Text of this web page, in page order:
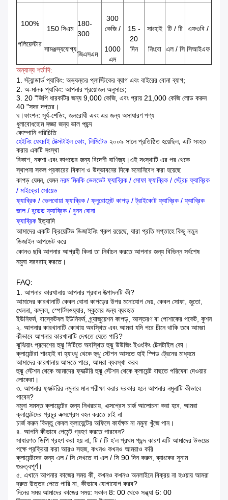
100%
পলিয়েস্টার
150 সিএম
সামঞ্জস্যযোগ্য
180-
300
জিএসএম
300
কেজি /
1000
এম
15 -
20
দিন
সাংহাই
নিংবো
টি / টি
এল / সি
এফওবি /
সিআইএফ
অন্যান্য শর্তাদি:
1. স্ট্যান্ডার্ড প্যাকিং: অভ্যন্তর প্লাস্টিকের ব্যাগ এবং বাইরের বোনা ব্যাগ;
2. অ-মানক প্যাকিং: আপনার প্রয়োজন অনুসারে;
3. 20 "জিপি ধারকটির জন্য 9,000 কেজি, এবং প্রায় 21,000 কেজি লোড করুন
40 "সদর দপ্তর।
ঘ।ফাংশন: সূর্য-শেডিং, জলরোধী এবং এর জন্য অসাধারণ পণ্য
ধুলাবোধহোম সজ্জা জন্য ভাল পছন্দ
কোম্পানি পরিচিতি
হেইনিং ফেংচাই টেক্সটাইল কোং, লিমিটেড ২০০৯ সালে প্রতিষ্ঠিত হয়েছিল, এটি সংহত
করার একটি সংস্থা
বিকাশ, নকশা এবং কাপড়ের জন্য বিদেশী বাণিজ্য।এই সংস্থাটি এর পর থেকে
স্থাপনা সকল প্রকারের বিকাশ ও উদ্ভাবনের দিকে মনোনিবেশ করা হয়েছে
কাপড় যেমন, যেমননরম মিনকি ভেলভেট ফ্যাব্রিক / সোফা ফ্যাব্রিক / স্ট্রেচ ফ্যাব্রিক
/ মাইক্রো সোয়েড
ফ্যাব্রিক / ভেলবোয়া ফ্যাব্রিক / ফ্লুরোসেন্ট কাপড় /ট্রাইকোট ফ্যাব্রিক /ফ্যাব্রিক
জাল / বন্ডেড ফ্যাব্রিক / বুনন বোনা
ফ্যাব্রিকইত্যাদি
আমাদের একটি ক্রিয়েটিভ ডিজাইনিং গ্রুপ রয়েছে, যারা প্রতি সপ্তাহে কিছু নতুন
ডিজাইন আপডেট করে
কোনও ছবি আপনার আগ্রহী কিনা তা নির্বাচন করতে আপনার জন্য বিভিন্ন সর্বশেষ
নমুনা সরবরাহ করতে।
FAQ:
1. আপনার কারখানায় আপনার প্রধান উত্পাদনটি কী?
আমাদের কারখানাটি কেবল বোনা কাপড়ের উপর মনোযোগ দেয়, কেবল সোফা, জুতো,
খেলনা, কম্বল, স্পোর্টসওয়্যার, স্কুলের জন্য ব্যবহৃত
ইউনিফর্ম, বাস্কেটবল ইউনিফর্ম, গ্র্যাজুয়েশন কাপড়, আস্তরণ বা পোশাকের পকেট, কুশন
২. আপনার কারখানাটি কোথায় অবস্থিত এবং আমরা যদি পরে চীনে থাকি তবে আমরা
কীভাবে আপনার কারখানাটি দেখতে যেতে পারি?
ঝুঝিয়াং প্রদেশের হুঝু সিটিতে অবস্থিত হুঝু উউজিং ইওংকিং টেক্সটাইল কো।
ক্লায়েন্টরা শাংহাই বা হ্যাংঝু থেকে হুঝু স্টেশন আসতে হাই স্পিড ট্রেনের মাধ্যমে
আমাদের কারখানায় আসতে পারে, আমরা ব্যবস্থা করব
হুঝু স্টেশন থেকে আমাদের ফ্যাক্টরি হুঝু স্টেশন থেকে ক্লায়েন্ট বাছতে পরিষেবা দেওয়ার
লোকেরা।
৩. আপনার ফ্যাক্টরির নমুনার মান পরীক্ষা করার দরকার হলে আপনার নমুনাটি কীভাবে
পাবেন?
নমুনা সমস্ত ক্লায়েন্টের জন্য নিখরচায়, এক্সপ্রেস চার্জ আলোচনা করা হবে, আমরা
ক্লায়েন্টদের প্রচুর এক্সপ্রেস বহন করতে চাই না
চার্জ করুন কিন্তু কেবল ক্লায়েন্টের অফিসে কার্যক্ষম না নমুনা খুঁজে পান।
৪. আপনি কীভাবে পেমেন্ট গ্রহণ করতে পারবেন?
সাধারণত ডিপি গ্রহণ করা হয় না, টি / টি হ'ল প্রথম পছন্দ কারণ এটি আমাদের উভয়ের
পক্ষে প্রক্রিয়া করা আরও সহজ, কখনও কখনও আমরাও করি
ক্লায়েন্টদের জন্য এল / সি দেখতে বা এল / সি 90 দিন করুন, ব্যাংকের সুনাম
গুরুত্বপূর্ণ।
৫. এখানে আপনার কাজের সময় কী, কখনও কখনও অনলাইনে বিক্রয় না হওয়ায় আমরা
দ্রুত উত্তর পেতে পারি না, কীভাবে যোগাযোগ করব?
দিনের সময় আমাদের কাজের সময়: সকাল 8: 00 থেকে সন্ধ্যা 6: 00